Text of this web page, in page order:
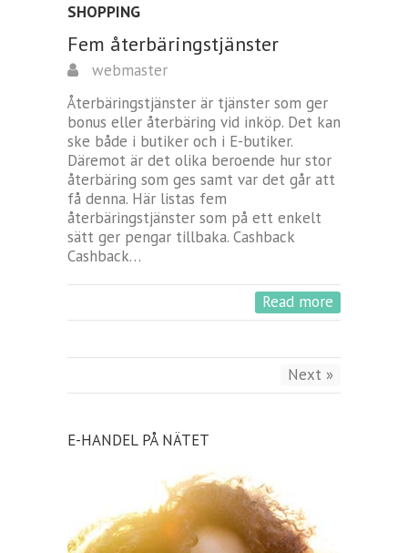
SHOPPING
Fem återbäringstjänster
webmaster
Återbäringstjänster är tjänster som ger
bonus eller återbäring vid inköp. Det kan
ske både i butiker och i E-butiker.
Däremot är det olika beroende hur stor
återbäring som ges samt var det går att
få denna. Här listas fem
återbäringstjänster som på ett enkelt
sätt ger pengar tillbaka. Cashback
Cashback…
Read more
Next »
E-HANDEL PÅ NÄTET